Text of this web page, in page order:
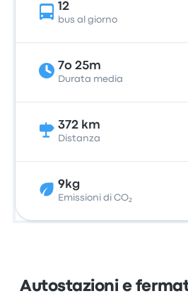
12
bus al giorno
7o 25m
Durata media
372 km
Distanza
9kg
Emissioni di CO₂
Autostazioni e